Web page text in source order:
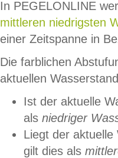
In PEGELONLINE
mittleren niedrigsten
einer Zeitspanne in
Die farblichen
aktuellen
Ist der aktuelle
als niedriger
Liegt der
gilt dies als